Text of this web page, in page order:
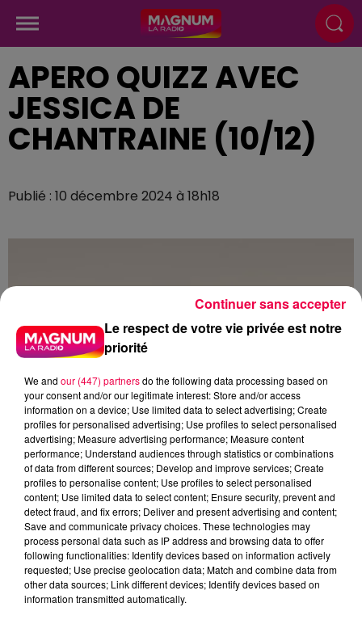
APERO QUIZZ AVEC
JESSICA DE
CHANTRAINE (10/12)
Publié : 10 décembre 2024 à 18h18
podcasts/2024/12/20241210-APERO-QUIZZ.mp3
Le respect de votre vie privée est notre
priorité
We and our (447) partnersdo the following data processing based on
your consent and/or our legitimate interest: Store and/or access
information on a device; Use limited data to select advertising; Create
profiles for personalised advertising; Use profiles to select personalised
advertising; Measure advertising performance; Measure content
performance; Understand audiences through statistics or combinations
of data from different sources; Develop and improve services; Create
profiles to personalise content; Use profiles to select personalised
content; Use limited data to select content; Ensure security, prevent and
detect fraud, and fix errors; Deliver and present advertising and content;
Save and communicate privacy choices. These technologies may
process personal data such as IP address and browsing data to offer
following functionalities: Identify devices based on information actively
requested; Use precise geolocation data; Match and combine data from
other data sources; Link different devices; Identify devices based on
information transmitted automatically.
Continuer sans accepter